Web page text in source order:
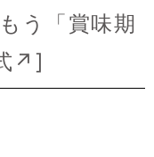
う「賞味期
↗ ]